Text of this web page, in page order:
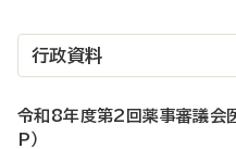
行政資料
令和8年度第2回薬事審議会
P）